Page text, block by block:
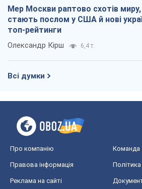
Мер Москви раптово схотів
стають послом у США й нові
топ-рейтинги
Олександр Кірш 6,4 т.
Всі думки
Про компанію Команда
Правова інформація Політика
Реклама на сайті